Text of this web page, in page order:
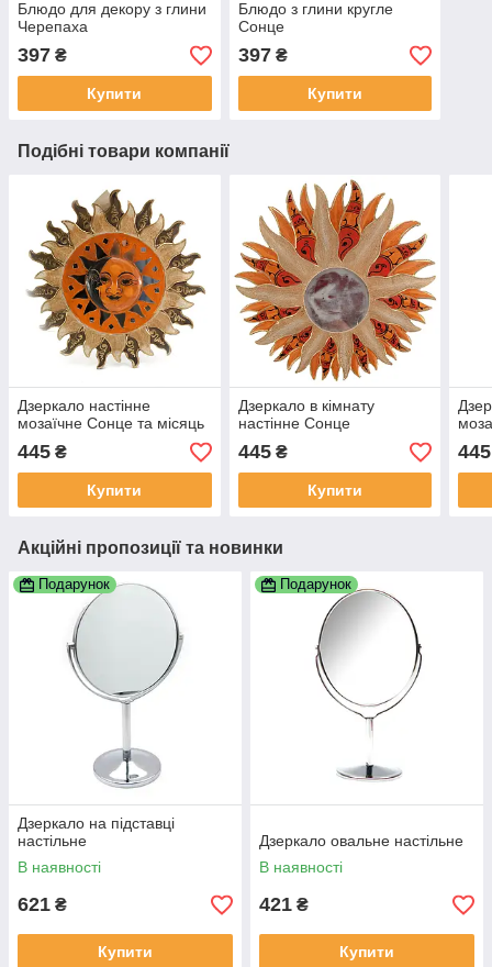
Блюдо для декору з глини
Черепаха
397 ₴
Купити
Блюдо з глини кругле
Сонце
397₴
Купити
Подібні товари компанії
Дзеркало настінне
мозаїчне Сонце та місяць
445 ₴
Купити
Дзеркало в кімнату
настінне Сонце
445₴
Купити
445
Акційні пропозиції та новинки
Подарунок
Дзеркало на підставці
настільне
В наявності
621 ₴
Купити
Подарунок
Дзеркало овальне настільне
В наявності
421 ₴
Купити